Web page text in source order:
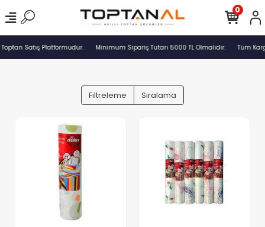
Satış Platformudur. Minimum Sipariş Tutarı 5000 TL Olmalıdır. Tüm
0
Filtreleme Sıralama